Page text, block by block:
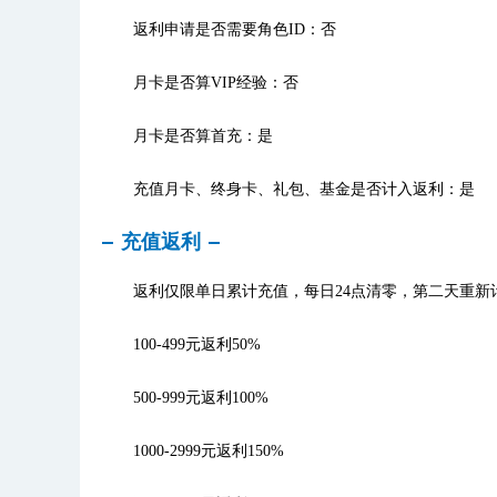
返利申请是否需要角色ID：否
月卡是否算VIP经验：否
月卡是否算首充：是
充值月卡、终身卡、礼包、基金是否计入返利：是
充值返利
返利仅限单日累计充值，每日24点清零，第二天重新
100-499元返利50%
500-999元返利100%
1000-2999元返利150%